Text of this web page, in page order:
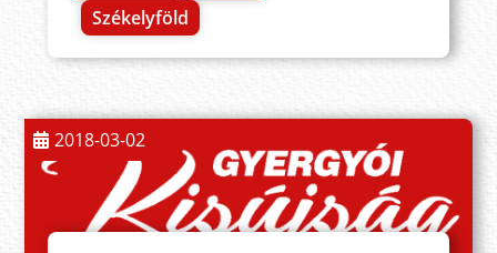
Székelyföld
2018-03-02